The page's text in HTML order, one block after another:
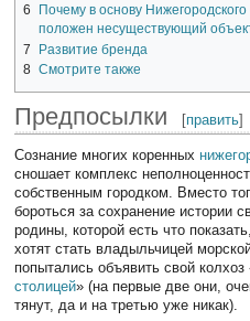
6
Почему в основу
положен несуществующий
7
Развитие бренда
8 Смотрите также
Предпосылки [править]
Сознание многих коренных
сношает комплекс
собственным городком. Вместо
бороться за сохранение истории
родины, которой есть что
хотят стать владыльчицей
попытались объявить свой колхоз
столицей» (на первые две они,
тянут, да и на третью уже никак).